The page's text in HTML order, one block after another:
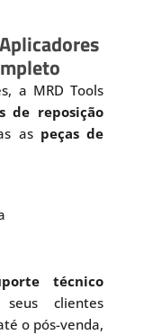
a MRD Tools
de reposição
as peças de
técnico
clientes
o pós-venda,